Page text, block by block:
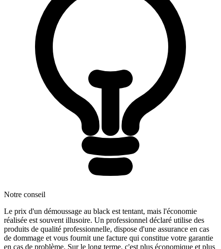
Notre conseil
Le prix d'un démoussage au black est tentant, mais l'économie
réalisée est souvent illusoire. Un professionnel déclaré utilise des
produits de qualité professionnelle, dispose d'une assurance en cas
de dommage et vous fournit une facture qui constitue votre garantie
en cas de problème. Sur le long terme, c'est plus économique et plus